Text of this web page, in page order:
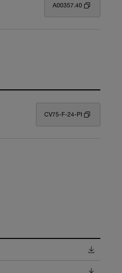
A00357.40
CV75-F-24-PI